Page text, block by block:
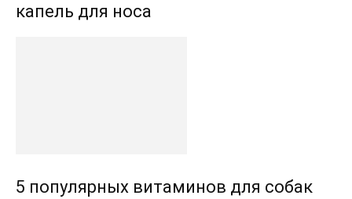
капель для носа
5 популярных витаминов для собак